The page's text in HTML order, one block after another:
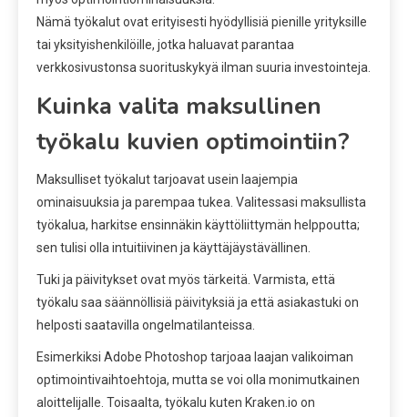
Nämä työkalut ovat erityisesti hyödyllisiä pienille yrityksille
tai yksityishenkilöille, jotka haluavat parantaa
verkkosivustonsa suorituskykyä ilman suuria investointeja.
Kuinka valita maksullinen
työkalu kuvien optimointiin?
Maksulliset työkalut tarjoavat usein laajempia
ominaisuuksia ja parempaa tukea. Valitessasi maksullista
työkalua, harkitse ensinnäkin käyttöliittymän helppoutta;
sen tulisi olla intuitiivinen ja käyttäjäystävällinen.
Tuki ja päivitykset ovat myös tärkeitä. Varmista, että
työkalu saa säännöllisiä päivityksiä ja että asiakastuki on
helposti saatavilla ongelmatilanteissa.
Esimerkiksi Adobe Photoshop tarjoaa laajan valikoiman
optimointivaihtoehtoja, mutta se voi olla monimutkainen
aloittelijalle. Toisaalta, työkalu kuten Kraken.io on